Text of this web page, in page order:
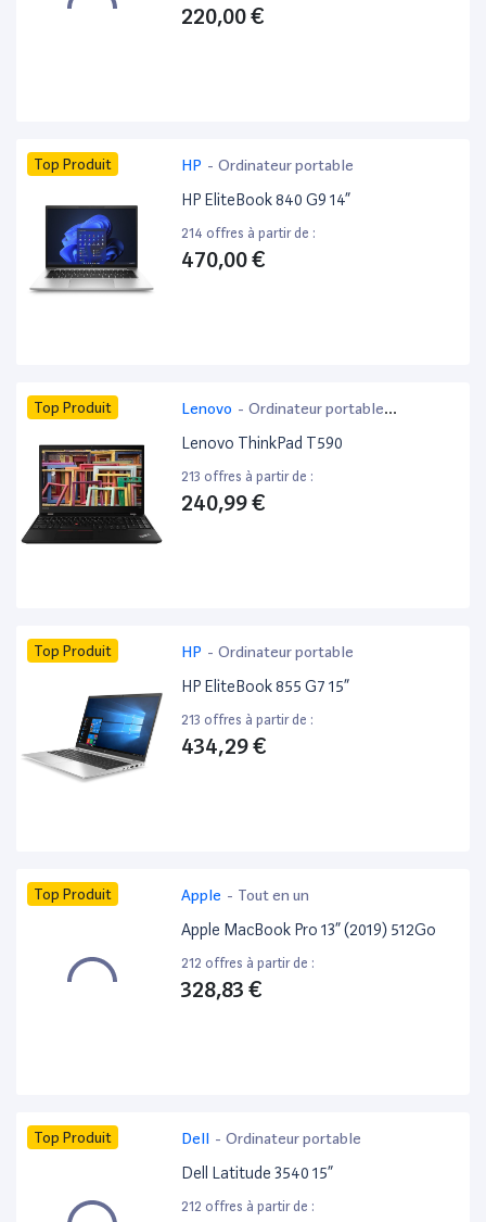
220,00 €
Top Produit HP - Ordinateur portable
HP EliteBook 840 G9 14”
214 offres à partir de :
470,00 €
Top Produit Lenovo - Ordinateur portable
bureautique
Lenovo ThinkPad T590
213 offres à partir de :
240,99 €
Top Produit HP - Ordinateur portable
HP EliteBook 855 G7 15”
213 offres à partir de :
434,29 €
Top Produit Apple - Tout en un
Apple MacBook Pro 13” (2019) 512Go
212 offres à partir de :
328,83 €
Top Produit Dell - Ordinateur portable
Dell Latitude 3540 15”
212 offres à partir de :